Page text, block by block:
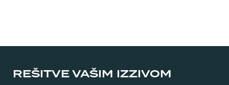
REŠITVE VAŠIM IZZIVOM